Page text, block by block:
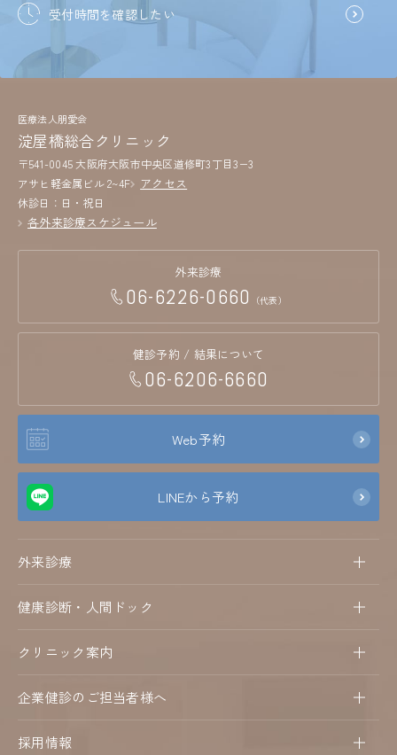
受付時間を確認したい
医療法人朋愛会
淀屋橋総合クリニック
〒541-0045 大阪府大阪市中央区道修町3丁目3−3
アサヒ軽金属ビル 2~4F
アクセス
休診日：日・祝日
各外来診療スケジュール
外来診療
06-6226-0660 （代表）
健診予約 / 結果について
06-6206-6660
Web予約
LINEから予約
外来診療
健康診断・人間ドック
クリニック案内
企業健診のご担当者様へ
採用情報